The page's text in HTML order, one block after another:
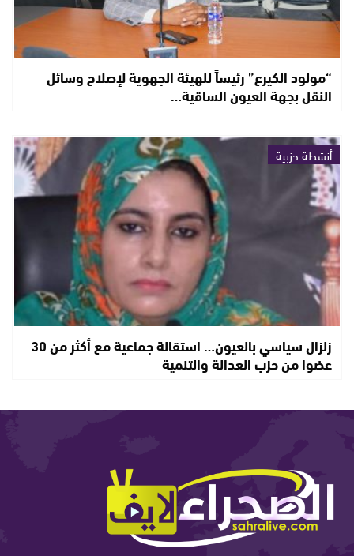
“مولود الكيرع” رئيساً للهيئة الجهوية لإصلاح وسائل
النقل بجهة العيون الساقية…
أنشطة حزبية
زلزال سياسي بالعيون… استقالة جماعية مع أكثر من 30
عضوا من حزب العدالة والتنمية